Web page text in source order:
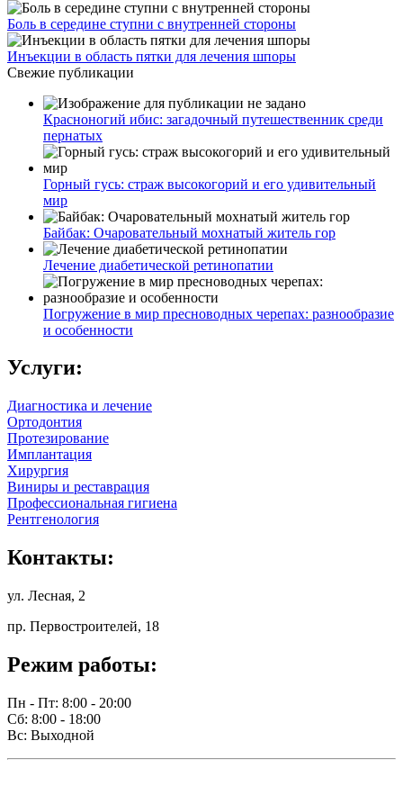
Боль в середине ступни с внутренней стороны
Инъекции в область пятки для лечения шпоры
Свежие публикации
Красноногий ибис: загадочный путешественник среди
пернатых
Горный гусь: страж высокогорий и его удивительный
мир
Байбак: Очаровательный мохнатый житель гор
Лечение диабетической ретинопатии
Погружение в мир пресноводных черепах: разнообразие
и особенности
Услуги:
Диагностика и лечение
Ортодонтия
Протезирование
Имплантация
Хирургия
Виниры и реставрация
Профессиональная гигиена
Рентгенология
Контакты:
ул. Лесная, 2
пр. Первостроителей, 18
Режим работы:
Пн - Пт: 8:00 - 20:00
Сб: 8:00 - 18:00
Вс: Выходной